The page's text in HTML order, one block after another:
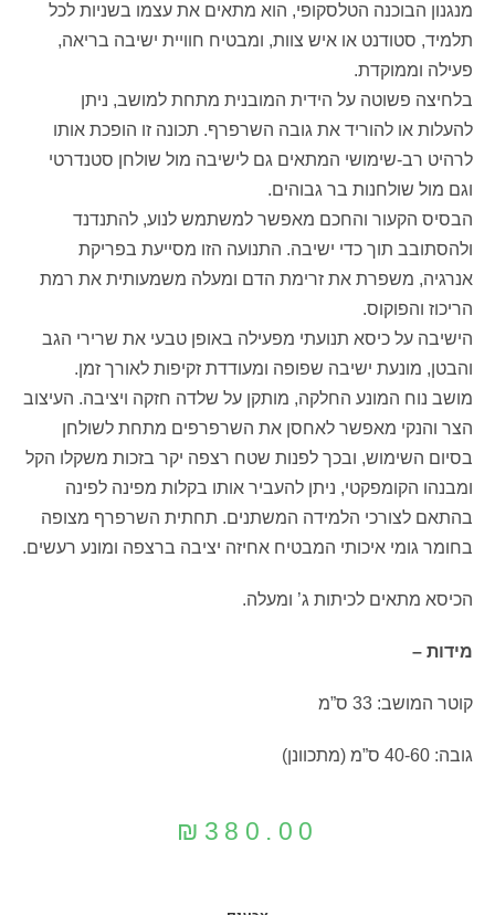
מנגנון הבוכנה הטלסקופי, הוא מתאים את עצמו בשניות לכל
תלמיד, סטודנט או איש צוות, ומבטיח חוויית ישיבה בריאה,
פעילה וממוקדת.
בלחיצה פשוטה על הידית המובנית מתחת למושב, ניתן
להעלות או להוריד את גובה השרפרף. תכונה זו הופכת אותו
לרהיט רב-שימושי המתאים גם לישיבה מול שולחן סטנדרטי
וגם מול שולחנות בר גבוהים.
הבסיס הקעור והחכם מאפשר למשתמש לנוע, להתנדנד
ולהסתובב תוך כדי ישיבה. התנועה הזו מסייעת בפריקת
אנרגיה, משפרת את זרימת הדם ומעלה משמעותית את רמת
הריכוז והפוקוס.
הישיבה על כיסא תנועתי מפעילה באופן טבעי את שרירי הגב
והבטן, מונעת ישיבה שפופה ומעודדת זקיפות לאורך זמן.
מושב נוח המונע החלקה, מותקן על שלדה חזקה ויציבה. העיצוב
הצר והנקי מאפשר לאחסן את השרפרפים מתחת לשולחן
בסיום השימוש, ובכך לפנות שטח רצפה יקר בזכות משקלו הקל
ומבנהו הקומפקטי, ניתן להעביר אותו בקלות מפינה לפינה
בהתאם לצורכי הלמידה המשתנים. תחתית השרפרף מצופה
בחומר גומי איכותי המבטיח אחיזה יציבה ברצפה ומונע רעשים.
הכיסא מתאים לכיתות ג’ ומעלה.
מידות –
קוטר המושב: 33 ס”מ
גובה: 40-60 ס”מ (מתכוונן)
₪ 380.00